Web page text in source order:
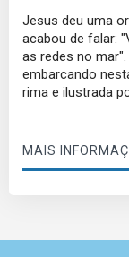
Jesus deu uma
acabou de falar:
as redes no
embarcando
rima e ilustrada
MAIS